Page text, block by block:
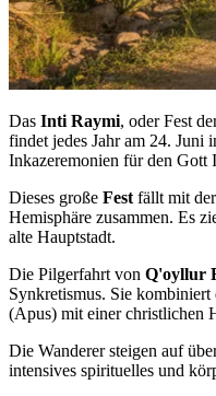
Das Inti Raymi, oder Fest
findet jedes Jahr am 24. Juni
Inkazeremonien für den Gott
Dieses große Fest fällt mit
Hemisphäre zusammen. Es
alte Hauptstadt.
Die Pilgerfahrt von Q'oyllur
Synkretismus. Sie
(Apus) mit einer christlichen
Die Wanderer steigen auf
intensives spirituelles und